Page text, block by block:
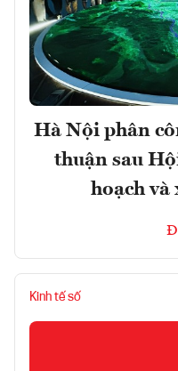
Hà Nội phân
thuận sau
hoạch và
Kinh tế số